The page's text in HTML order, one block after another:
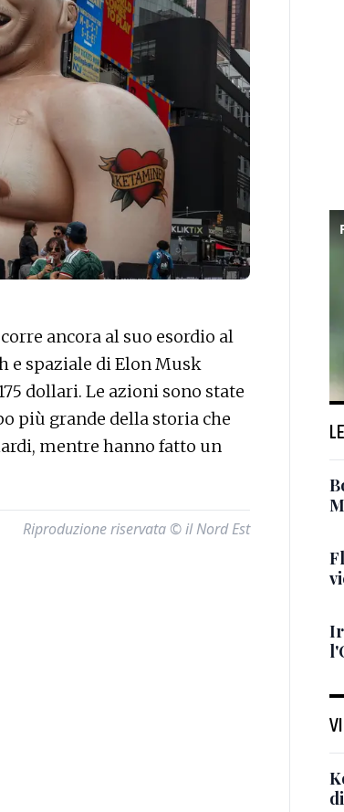
corre ancora al suo esordio al
e spaziale di Elon Musk
dollari. Le azioni sono state
più grande della storia che
mentre hanno fatto un
Riproduzione riservata © il Nord Est